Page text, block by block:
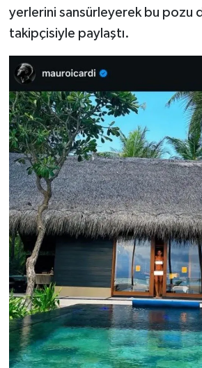
yerlerini sansürleyerek bu pozu
takipçisiyle paylaştı.